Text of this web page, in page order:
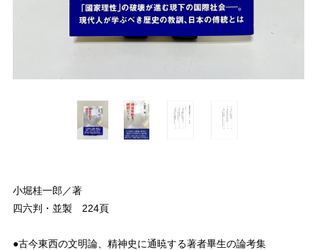
小堀桂一郎／著
四六判・並製 224頁
●古今東西の文明論、精神史に通暁する著者畢生の論考集